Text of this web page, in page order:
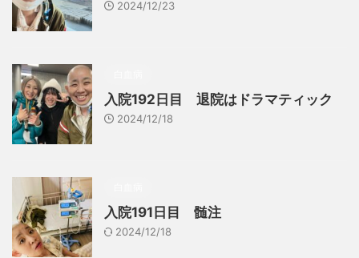
2024/12/23
入院192日目 退院はドラマティック
2024/12/18
入院191日目 髄注
2024/12/18